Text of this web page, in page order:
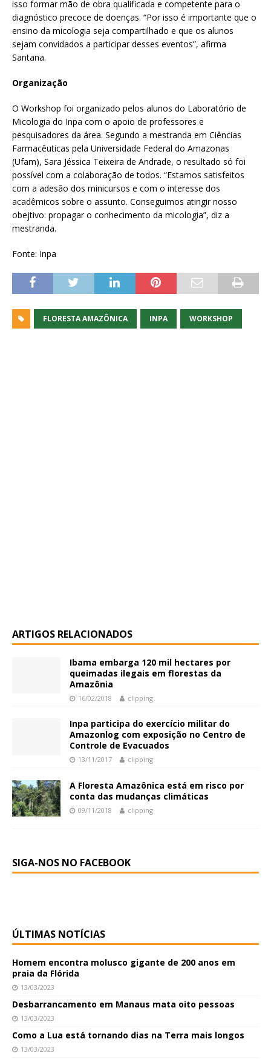
isso formar mão de obra qualificada e competente para o
diagnóstico precoce de doenças. “Por isso é importante que o
ensino da micologia seja compartilhado e que os alunos
sejam convidados a participar desses eventos”, afirma
Santana.
Organização
O Workshop foi organizado pelos alunos do Laboratório de
Micologia do Inpa com o apoio de professores e
pesquisadores da área. Segundo a mestranda em Ciências
Farmacêuticas pela Universidade Federal do Amazonas
(Ufam), Sara Jéssica Teixeira de Andrade, o resultado só foi
possível com a colaboração de todos. “Estamos satisfeitos
com a adesão dos minicursos e com o interesse dos
acadêmicos sobre o assunto. Conseguimos atingir nosso
obejtivo: propagar o conhecimento da micologia”, diz a
mestranda.
Fonte: Inpa
FLORESTA AMAZÔNICA INPA WORKSHOP
ARTIGOS RELACIONADOS
Ibama embarga 120 mil hectares por
queimadas ilegais em florestas da
Amazônia
16/02/2018 clipping
Inpa participa do exercício militar do
Amazonlog com exposição no Centro de
Controle de Evacuados
13/11/2017 clipping
A Floresta Amazônica está em risco por
conta das mudanças climáticas
09/11/2018 clipping
SIGA-NOS NO FACEBOOK
ÚLTIMAS NOTÍCIAS
Homem encontra molusco gigante de 200 anos em
praia da Flórida
13/03/2023
Desbarrancamento em Manaus mata oito pessoas
13/03/2023
Como a Lua está tornando dias na Terra mais longos
13/03/2023